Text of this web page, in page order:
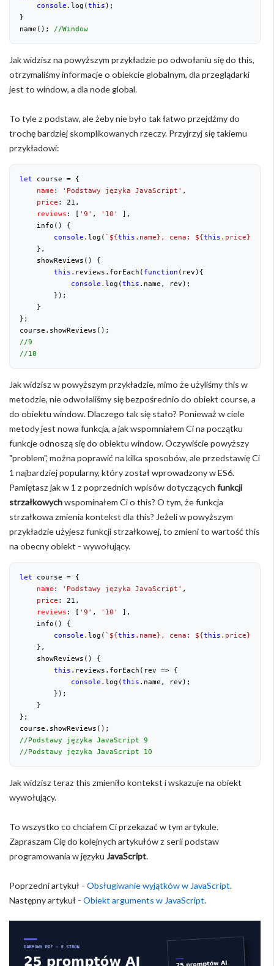
console .log(this );
}
name(); //Window
Jak widzisz na powyższym przykładzie po odwołaniu się do this,
otrzymaliśmy informacje o obiekcie globalnym, dla przeglądarki
jest to window, a dla node global.
To tyle z podstaw, ale żeby nie było tak łatwo przejdźmy do
trochę bardziej skomplikowanych rzeczy. Przyjrzyj się takiemu
przykładowi:
let course = {
name : 'Podstawy języka JavaScript' ,
price : 21 ,
reviews : [ '9' , '10'
],
    info() {
console .log( ` ${this .name} , cena: ${this .price}
    },
    showReviews() {
this .reviews.forEach( function ( rev ) {
console .log(this .name, rev);
        });
    }
};
//9
//10
Jak widzisz w powyższym przykładzie, mimo że użyliśmy this w
metodzie, nie odwołaliśmy się bezpośrednio do obiekt course, a
do obiektu window. Dlaczego tak się stało? Ponieważ w ciele
metody jest nowa funkcja, a jak wspomniałem Ci na początku
funkcje odnoszą się do obiektu window. Oczywiście powyższy
"problem", można poprawić na kilka sposobów, ale przedstawię Ci
1 najbardziej popularny, który został wprowadzony w ES6.
Pamiętasz jak w 1 z poprzednich wpisów dotyczących funkcji
strzałkowychwspominałem Ci o this? O tym, że funkcja
strzałkowa zmienia kontekst dla this? Jeżeli w powyższym
przykładzie użyjesz funkcji strzałkowej, to zmieni to wartość this
na obecny obiekt - wywołujący.
let course = {
name : 'Podstawy języka JavaScript' ,
price : 21 ,
reviews : [ '9' , '10'
],
    info() {
console .log( ` ${this .name} , cena: ${this .price}
    },
    showReviews() {
this .reviews.forEach( rev => {
console .log(this .name, rev);
        });
    }
};
//Podstawy języka JavaScript 9
//Podstawy języka JavaScript 10
Jak widzisz teraz this zmieniło kontekst i wskazuje na obiekt
wywołujący.
To wszystko co chciałem Ci przekazać w tym artykule.
Zapraszam Cię do kolejnych artykułów z serii podstaw
programowania w języku JavaScript.
Poprzedni artykuł - Obsługiwanie wyjątków w JavaScript.
Następny artykuł - Obiekt arguments w JavaScript.